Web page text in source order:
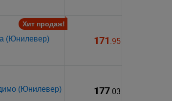
(Юнилевер)
Хит продаж!
171.95
(Юнилевер) 177.03